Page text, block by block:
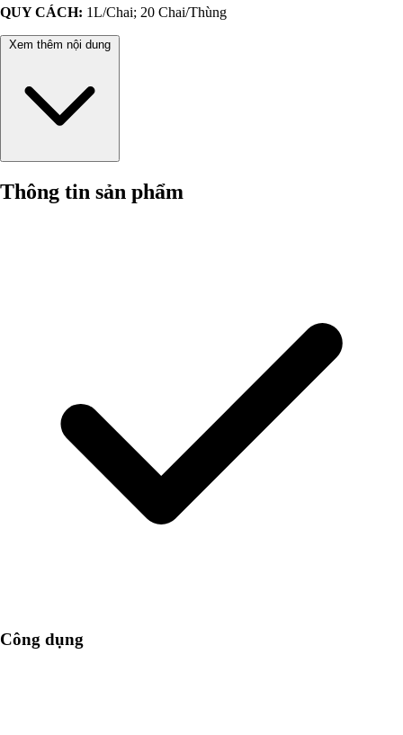
QUY CÁCH: 1L/Chai; 20 Chai/Thùng
Xem thêm nội dung
Thông tin sản phẩm
Công dụng